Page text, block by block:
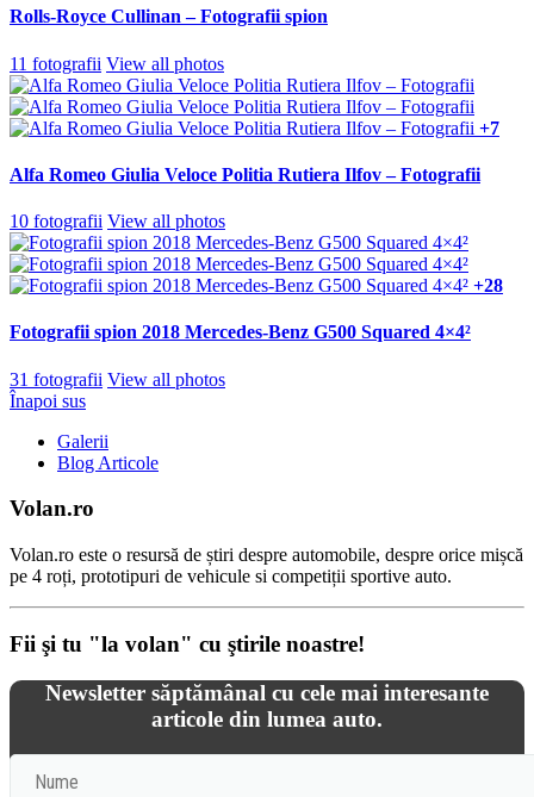
Rolls-Royce Cullinan – Fotografii spion
11 fotografii View all photos
+7
Alfa Romeo Giulia Veloce Politia Rutiera Ilfov – Fotografii
10 fotografii View all photos
+28
Fotografii spion 2018 Mercedes-Benz G500 Squared 4×4²
31 fotografii View all photos
Înapoi sus
Galerii
Blog Articole
Volan.ro
Volan.ro este o resursă de știri despre automobile, despre orice mișcă
pe 4 roți, prototipuri de vehicule si competiții sportive auto.
Fii şi tu "la volan" cu ştirile noastre!
Newsletter săptămânal cu cele mai interesante
articole din lumea auto.